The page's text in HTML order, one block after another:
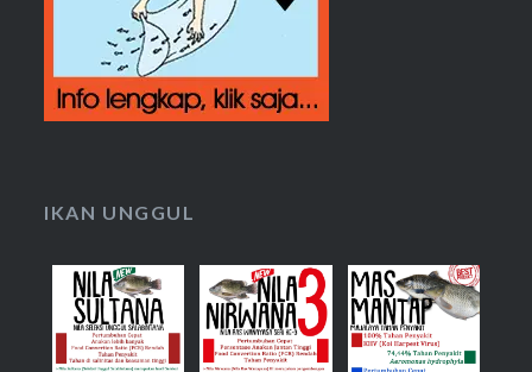
IKAN UNGGUL